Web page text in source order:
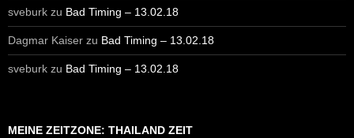
sveburk zu Bad Timing – 13.02.18
Dagmar Kaiser zu Bad Timing – 13.02.18
sveburk zu Bad Timing – 13.02.18
MEINE ZEITZONE: THAILAND ZEIT